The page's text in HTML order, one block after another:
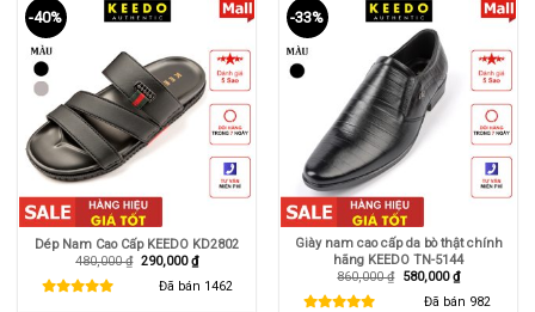
-40%
Dép Nam Cao Cấp KEEDO KD2802
480,000₫ Giá
290,000₫Giá
hiện
tại
Đã bán 1462
-33%
Giày nam cao cấp da bò thật chính
hãng KEEDO TN-5144
860,000₫ Giá
580,000₫Giá
hiện
tại
Đã bán 982